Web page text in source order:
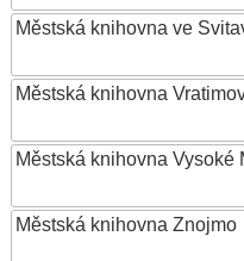
Městská knihovna ve
Městská knihovna
Městská knihovna Vysoké
Městská knihovna Znojmo